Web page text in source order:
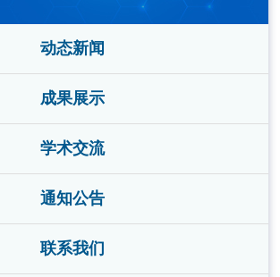
动态新闻
成果展示
学术交流
通知公告
联系我们